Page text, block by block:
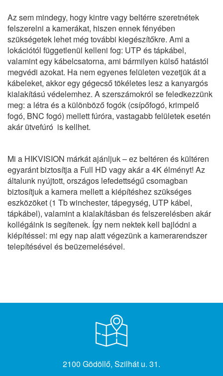
Az sem mindegy, hogy kintre vagy beltérre szeretnétek
felszerelni a kamerákat, hiszen ennek fényében
szükségetek lehet még további kiegészítőkre. Ami a
lokációtól függetlenül kelleni fog: UTP és tápkábel,
valamint egy kábelcsatorna, ami bármilyen külső hatástól
megvédi azokat. Ha nem egyenes felületen vezetjük át a
kábeleket, akkor egy gégecső tökéletes lesz a kanyargós
kialakítású védelemhez. A szerszámokról se feledkezzünk
meg: a létra és a különböző fogók (csípőfogó, krimpelő
fogó, BNC fogó) mellett fúróra, vastagabb felületek esetén
akár ütvefúró is kellhet.
Mi a HIKVISION márkát ajánljuk – ez beltéren és kültéren
egyaránt biztosítja a Full HD vagy akár a 4K élményt! Az
általunk nyújtott, országos lefedettségű csomagban
biztosítjuk a kamera mellett a kiépítéshez szükséges
eszközöket (1 Tb winchester, tápegység, UTP kábel,
tápkábel), valamint a kialakításban és felszerelésben akár
kollégáink is segítenek. Így nem nektek kell bajlódni a
kiépítéssel: mi egy nap alatt végezünk a kamerarendszer
telepítésével és beüzemelésével.
2100 Gödöllő, Szilhát u. 31.